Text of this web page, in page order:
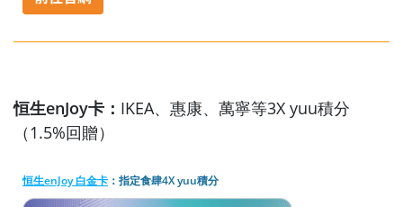
恒生enJoy卡： IKEA、惠康、萬寧等3X yuu積分
（1.5%回贈）
恒生enJoy 白金卡 ：指定食肆4X yuu積分